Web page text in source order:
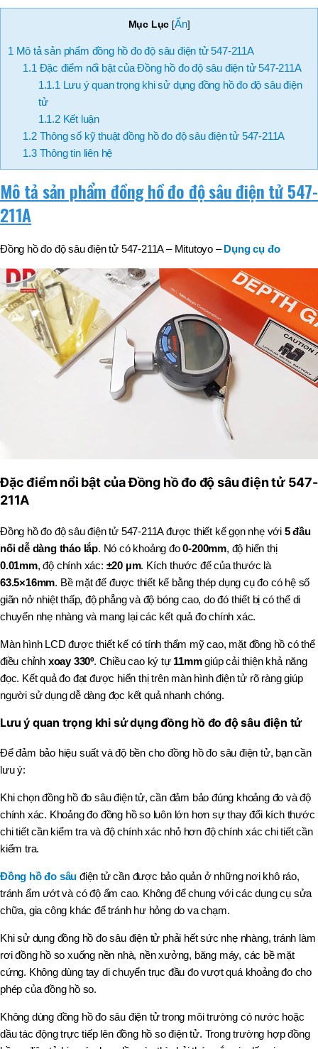
Mục Lục [Ẩn]
1 Mô tả sản phẩm đồng hồ đo độ sâu điện tử 547-211A
1.1 Đặc điểm nổi bật của Đồng hồ đo độ sâu điện tử 547-211A
1.1.1 Lưu ý quan trọng khi sử dụng đồng hồ đo độ sâu điện
tử
1.1.2Kết luận
1.2Thông số kỹ thuật đồng hồ đo độ sâu điện tử 547-211A
1.3Thông tin liên hệ
Mô tả sản phẩm đồng hồ đo độ sâu điện tử 547-
211A
Đồng hồ đo độ sâu điện tử 547-211A – Mitutoyo –Dụng cụ đo
Đặc điểm nổi bật của Đồng hồ đo độ sâu điện tử 547-
211A
Đồng hồ đo độ sâu điện tử 547-211A được thiết kế gọn nhẹ với 5 đầu
nối dễ dàng tháo lắp. Nó có khoảng đo0-200mm, độ hiển thị
0.01mm, độ chính xác: ±20 µm. Kích thước đế của thước là
63.5×16mm. Bề mặt đế được thiết kế bằng thép dụng cụ đo có hệ số
giãn nở nhiệt thấp, độ phẳng và độ bóng cao, do đó thiết bị có thể di
chuyển nhẹ nhàngvà mang lại các kết quả đo chính xác.
Màn hình LCDđược thiết kế có tính thẩm mỹ cao, mặt đồng hồ có thể
điều chỉnh xoay 330º. Chiều cao ký tự 11mmgiúp cải thiện khả năng
đọc. Kếtquả đo đạt được hiển thị trên màn hình điện tử rõ ràng giúp
người sử dụng dễ dàng đọc kết quả nhanh chóng.
Lưu ý quan trọng khi sử dụng đồng hồ đo độ sâu điện tử
Để đảm bảo hiệu suất và độ bền cho đồng hồ đo sâu điện tử, bạn cần
lưu ý:
Khi chọn đồng hồ đo sâu điện tử, cần đảm bảo đúng khoảng đo và độ
chính xác. Khoảng đo đồng hồ so luôn lớn hơn sự thay đổi kích thước
chi tiết cần kiểm tra và độ chính xác nhỏ hơn độ chính xác chi tiết cần
kiểm tra.
Đồng hồ đo sâu điện tử cần được bảo quản ở những nơi khô ráo,
tránh ẩm ướt và có độ ẩm cao. Không để chung với các dụng cụ sửa
chữa, gia công khác để tránh hư hỏng do va chạm.
Khi sử dụng đồng hồ đo sâu điện tử phải hết sức nhẹ nhàng, tránh làm
rơi đồng hồ so xuống nền nhà, nền xưởng, băng máy, các bề mặt
cứng. Không dùng tay di chuyển trục đầu đo vượt quá khoảng đo cho
phép của đồng hồ so.
Không dùng đồng hồ đo sâu điện tử trong môi trường có nước hoặc
dầu tác động trực tiếp lên đồng hồ so điện tử. Trong trường hợp đồng